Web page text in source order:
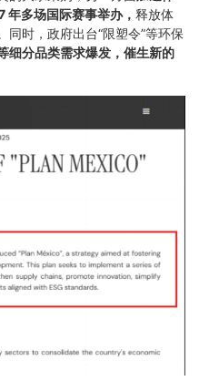
多场国际赛事举办， 释放体
时，政府出台“限塑令”等环保
细分品类需求爆发，催生新的